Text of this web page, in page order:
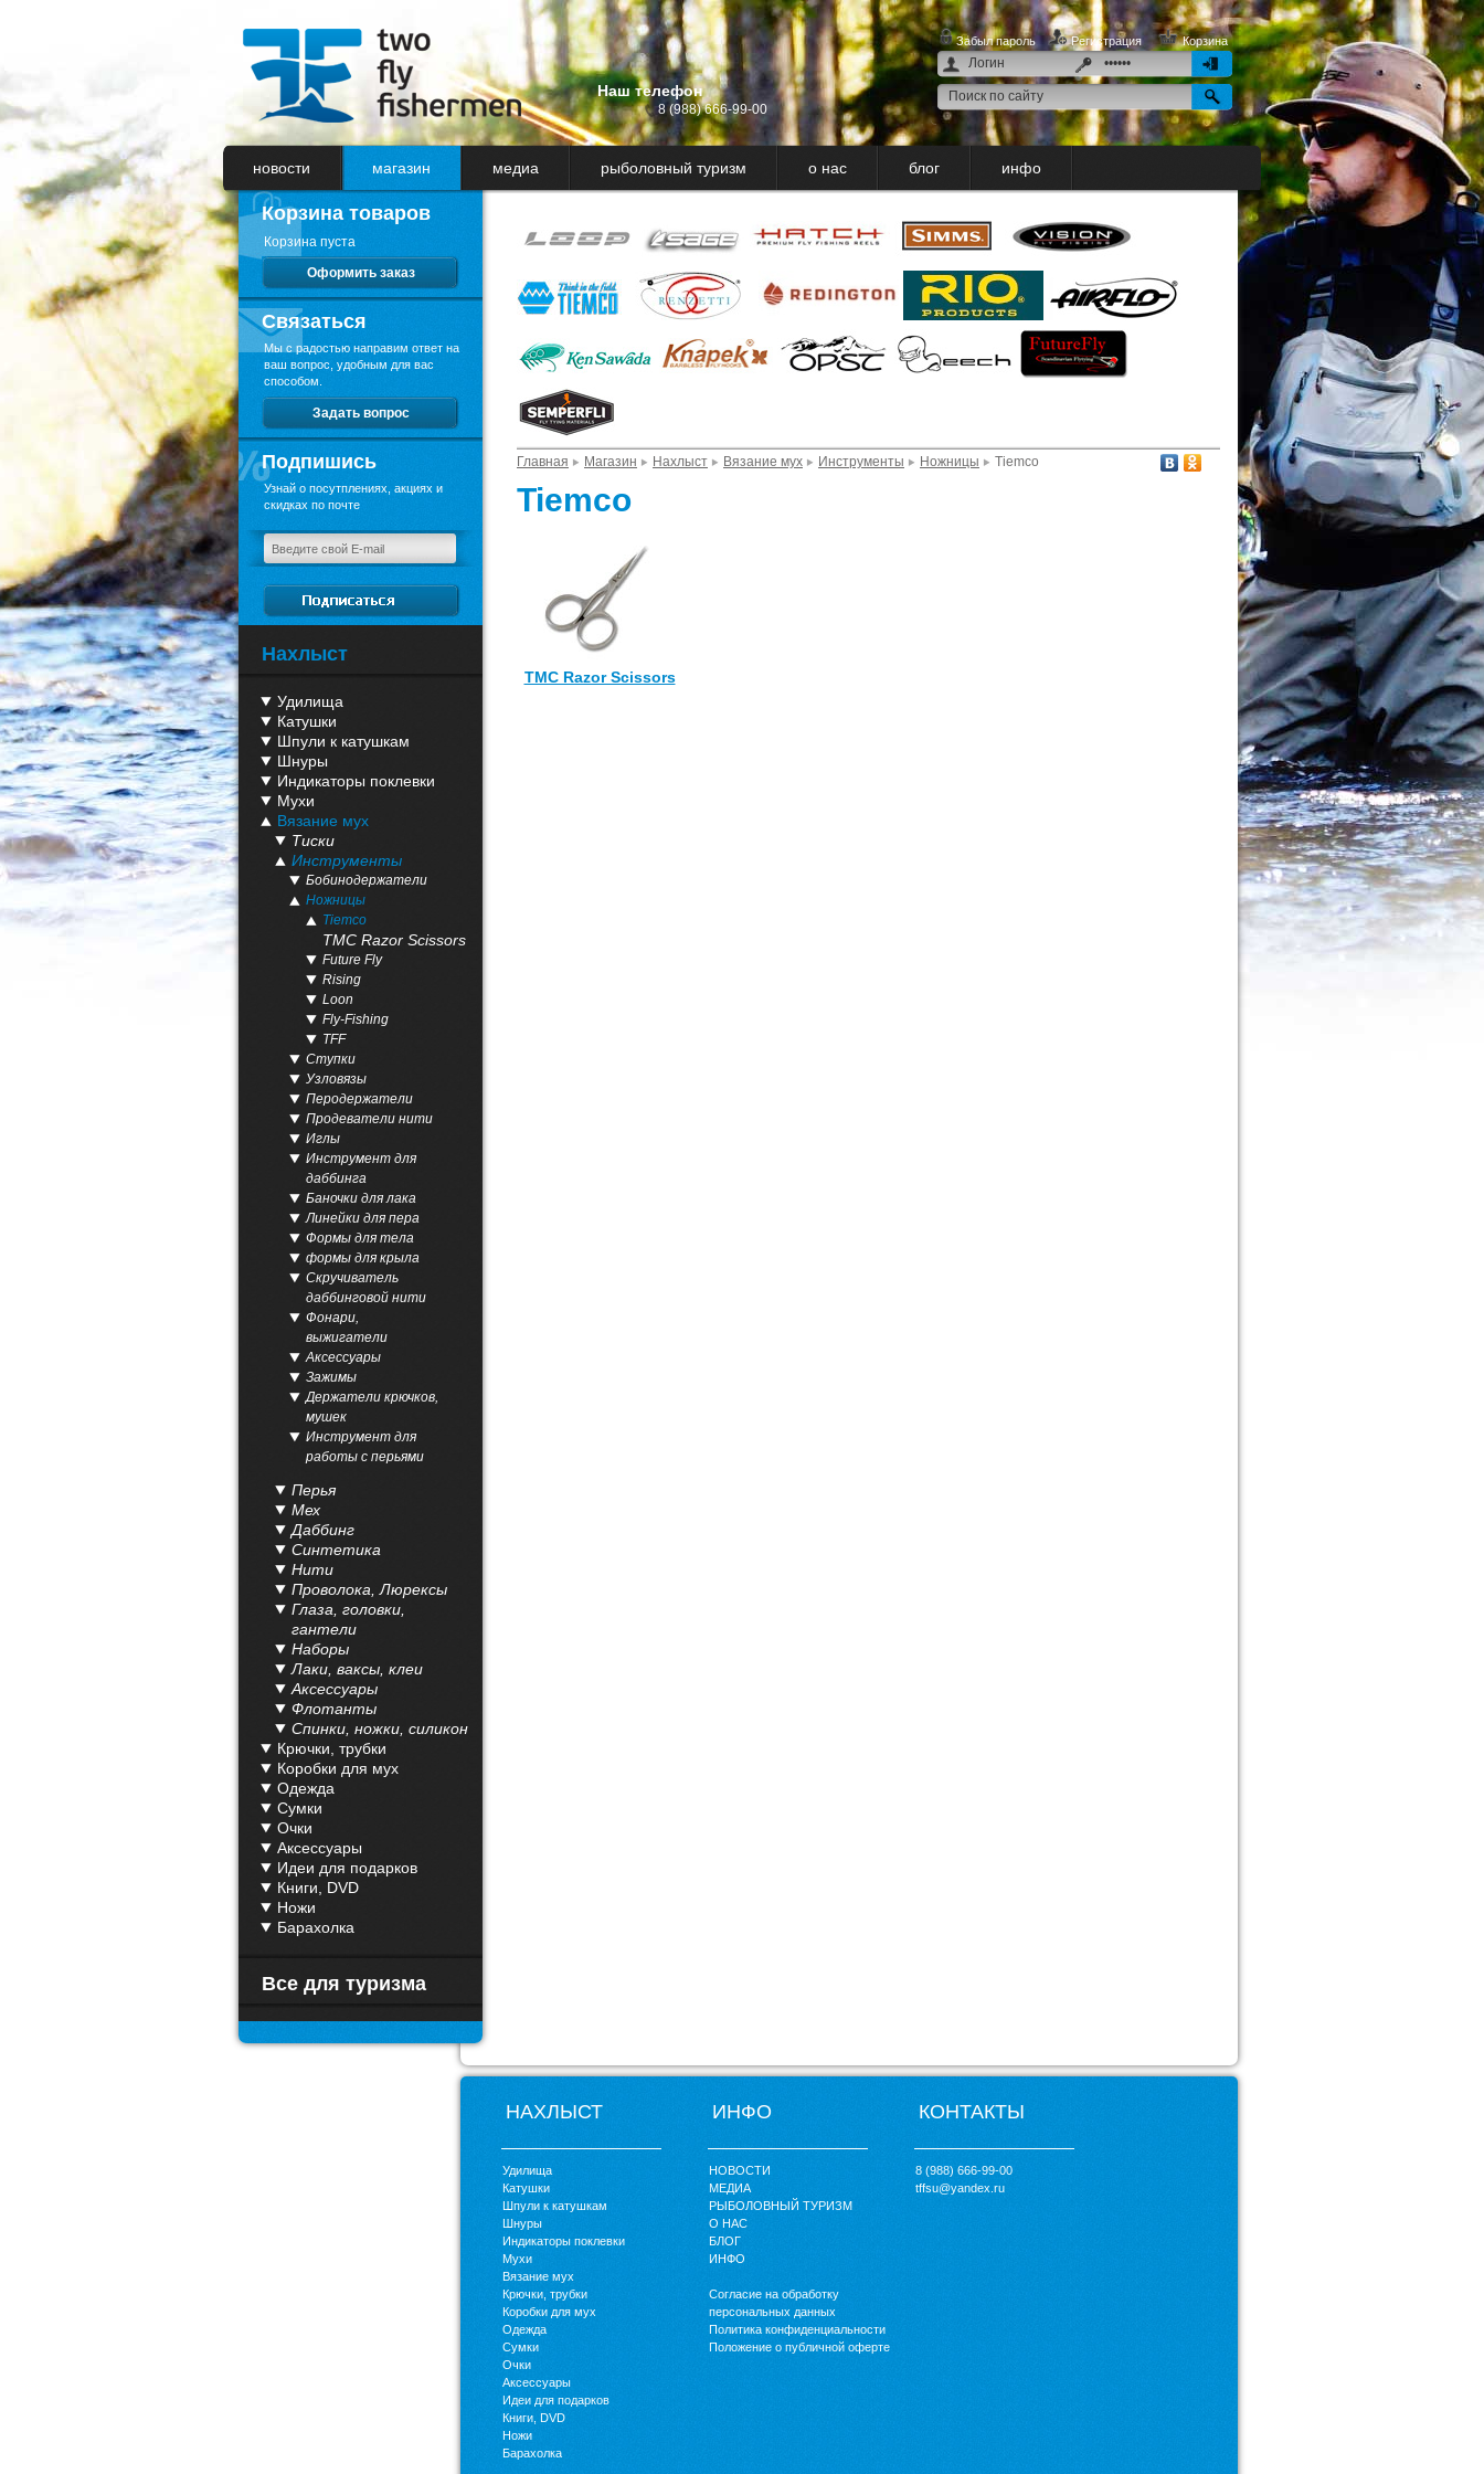
Наш телефон
8 (988) 666-99-00
Забыл пароль Регистрация Корзина
новости магазин медиа рыболовный туризм о нас блог инфо
Корзина товаров
Корзина пуста
Оформить заказ
Cвязаться
Мы с радостью направим ответ на
ваш вопрос, удобным для вас
способом.
Задать вопрос
Подпишись
Узнай о посутплениях, акциях и
скидках по почте
Нахлыст
Удилища
Катушки
Шпули к катушкам
Шнуры
Индикаторы поклевки
Мухи
Вязание мух
Тиски
Инструменты
Бобинодержатели
Ножницы
Tiemco
TMC Razor Scissors
Future Fly
Rising
Loon
Fly-Fishing
TFF
Ступки
Узловязы
Перодержатели
Продеватели нити
Иглы
Инструмент для
даббинга
Баночки для лака
Линейки для пера
Формы для тела
формы для крыла
Скручиватель
даббинговой нити
Фонари,
выжигатели
Аксессуары
Зажимы
Держатели крючков,
мушек
Инструмент для
работы с перьями
Перья
Мех
Даббинг
Синтетика
Нити
Проволока, Люрексы
Глаза, головки,
гантели
Наборы
Лаки, ваксы, клеи
Аксессуары
Флотанты
Спинки, ножки, силикон
Крючки, трубки
Коробки для мух
Одежда
Сумки
Очки
Аксессуары
Идеи для подарков
Книги, DVD
Ножи
Барахолка
Все для туризма
Главная Магазин Нахлыст Вязание мух Инструменты Ножницы Tiemco
Tiemco
TMC Razor Scissors
НАХЛЫСТ
Удилища
Катушки
Шпули к катушкам
Шнуры
Индикаторы поклевки
Мухи
Вязание мух
Крючки, трубки
Коробки для мух
Одежда
Сумки
Очки
Аксессуары
Идеи для подарков
Книги, DVD
Ножи
Барахолка
ИНФО
НОВОСТИ
МЕДИА
РЫБОЛОВНЫЙ ТУРИЗМ
О НАС
БЛОГ
ИНФО
Согласие на обработку
персональных данных
Политика конфиденциальности
Положение о публичной оферте
КОНТАКТЫ
8 (988) 666-99-00
tffsu@yandex.ru